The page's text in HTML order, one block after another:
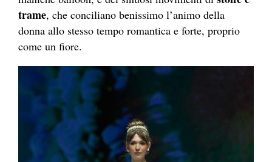
trame, che conciliano benissimo l’animo della
donna allo stesso tempo romantica e forte, proprio
come un fiore.